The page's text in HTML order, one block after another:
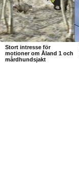
Stort intresse för
motioner om Åland 1 och
mårdhundsjakt